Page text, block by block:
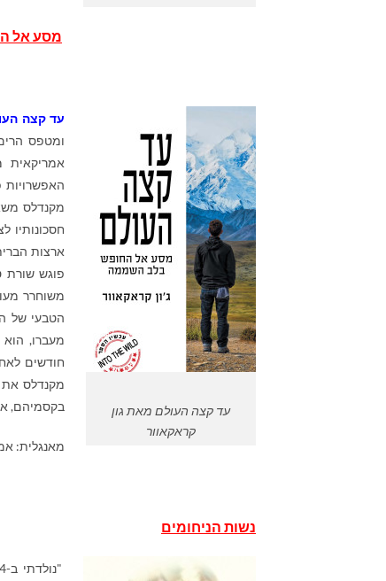
מסע אל
עד קצה העולם מאת גון
קראקאוור
עד קצה
ומטפס
אמריקאית
האפשרויות
מקנדלס
חסכונותיו
ארצות
פוגש שורת
משוחרר
הטבעי של
מעברו,
חודשים
מקנדלס את
בקסמיהם,
מאנגלית:
נשות הניחומים